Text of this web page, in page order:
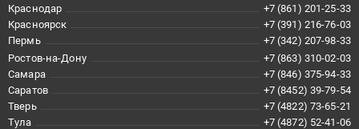
Краснодар
+7 (861) 201-25-33
Красноярск
+7 (391) 216-76-03
Пермь
+7 (342) 207-98-33
Ростов-на-Дону
+7 (863) 310-02-03
Самара
+7 (846) 375-94-33
Саратов
+7 (8452) 39-79-54
Тверь
+7 (4822) 73-65-21
Тула
+7 (4872) 52-41-06